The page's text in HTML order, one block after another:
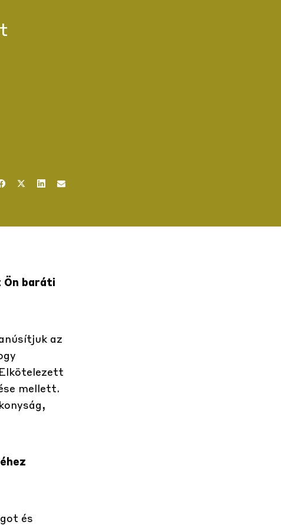
baráti
az
mellett.
és